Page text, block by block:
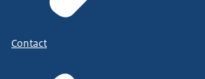
Contact